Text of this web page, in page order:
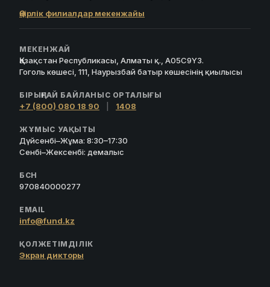
Өңірлік филиалдар мекенжайы
МЕКЕНЖАЙ
Қазақстан Республикасы, Алматы қ., A05C9Y3.
Гоголь көшесі, 111, Наурызбай батыр көшесінің қиылысы
БІРЫҢҒАЙ БАЙЛАНЫС ОРТАЛЫҒЫ
+7 (800) 080 18 90 1408
ЖҰМЫС УАҚЫТЫ
Дүйсенбі–Жұма: 8:30–17:30
Сенбі–Жексенбі: демалыс
БСН
970840000277
EMAIL
info@fund.kz
ҚОЛЖЕТІМДІЛІК
Экран дикторы